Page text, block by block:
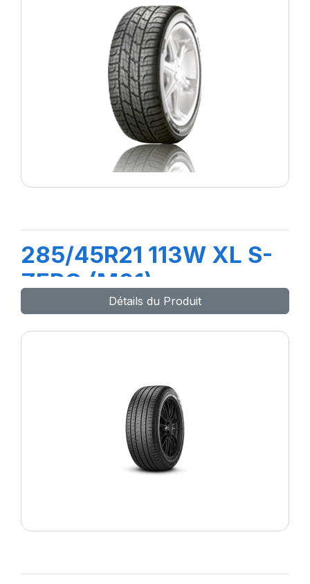
285/45R21 113W XL S-
ZERO (M01)
Détails du Produit